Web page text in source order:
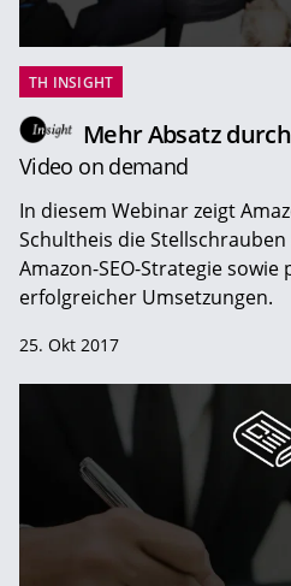
TH INSIGHT
Mehr Absatz
Video on demand
In diesem Webinar zeigt
Schultheis die
Amazon-SEO-Strategie
erfolgreicher Umsetzungen.
25. Okt 2017